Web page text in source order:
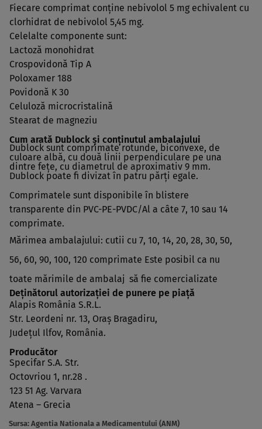
Fiecare comprimat conţine nebivolol 5 mg echivalent cu
clorhidrat de nebivolol 5,45 mg.
Celelalte componente sunt:
Lactoză monohidrat
Crospovidonă Tip A
Poloxamer 188
Povidonă K 30
Celuloză microcristalină
Stearat de magneziu
Cum arată Dublock şi conţinutul ambalajului
Dublock sunt comprimate rotunde, biconvexe, de
culoare albă, cu două linii perpendiculare pe una
dintre feţe, cu diametrul de aproximativ 9 mm.
Dublock poate fi divizat în patru părţi egale.
Comprimatele sunt disponibile în blistere
transparente din PVC-PE-PVDC/Al a câte 7, 10 sau 14
comprimate.
Mărimea ambalajului: cutii cu 7, 10, 14, 20, 28, 30, 50,
56, 60, 90, 100, 120 comprimate Este posibil ca nu
toate mărimile de ambalaj să fie comercializate
Deţinătorul autorizaţiei de punere pe piaţă
Alapis România S.R.L.
Str. Leordeni nr. 13, Oraş Bragadiru,
Judeţul Ilfov, România.
Producător
Specifar S.A. Str.
Octovriou 1, nr.28 .
123 51 Ag. Varvara
Atena – Grecia
Sursa: Agentia Nationala a Medicamentului (ANM)